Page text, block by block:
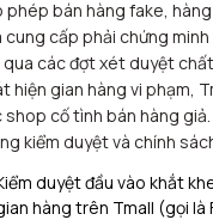
phép bán hàng fake,
cung cấp phải chứng
các đợt xét duyệt
hiện gian hàng vi phạm,
shop cố tình bán hàng
kiểm duyệt và chính
duyệt đầu vào khắt
hàng trên Tmall (gọi là